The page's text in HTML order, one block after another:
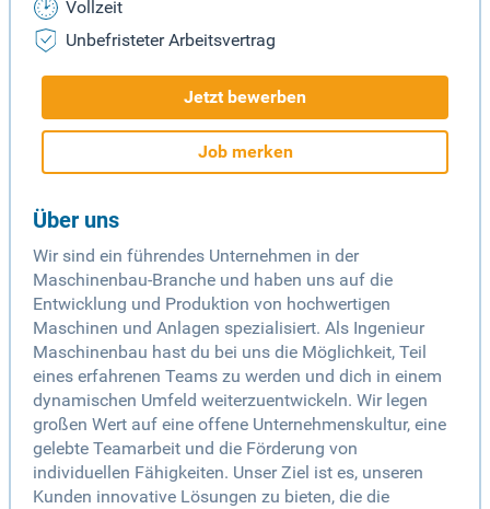
Vollzeit
Unbefristeter Arbeitsvertrag
Jetzt bewerben
Job merken
Über uns
Wir sind ein führendes Unternehmen in der
Maschinenbau-Branche und haben uns auf die
Entwicklung und Produktion von hochwertigen
Maschinen und Anlagen spezialisiert. Als Ingenieur
Maschinenbau hast du bei uns die Möglichkeit, Teil
eines erfahrenen Teams zu werden und dich in einem
dynamischen Umfeld weiterzuentwickeln. Wir legen
großen Wert auf eine offene Unternehmenskultur, eine
gelebte Teamarbeit und die Förderung von
individuellen Fähigkeiten. Unser Ziel ist es, unseren
Kunden innovative Lösungen zu bieten, die die